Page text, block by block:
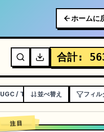
ホームに
合計:
UGC / TALKING HEAD 広告 解
並べ替え フィル
注目